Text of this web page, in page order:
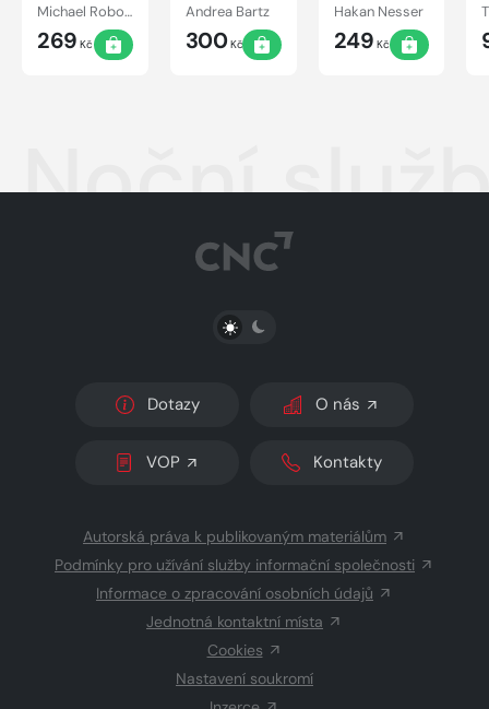
Michael Robotham
269 Kč
Andrea Bartz
300Kč
Hakan Nesser
249 Kč
Noční
PŘEPNOUT SVĚTLÝ/TMAVÝ REŽIM
Dotazy O nás
VOP Kontakty
Autorská práva k publikovaným materiálům
Podmínky pro užívání služby informační společnosti
Informace o zpracování osobních údajů
Jednotná kontaktní místa
Cookies
Nastavení soukromí